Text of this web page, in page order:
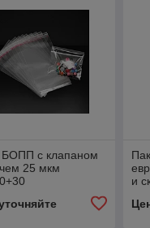
БОПП с клапаном
25 мкм
и